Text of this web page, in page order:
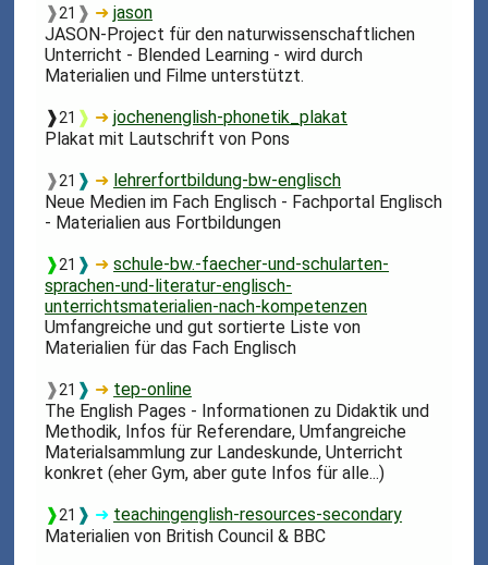
❱21 ❱ ➜jason
JASON-Project für den naturwissenschaftlichen
Unterricht - Blended Learning - wird durch
Materialien und Filme unterstützt.
❱21 ❱ ➜jochenenglish-phonetik_plakat
Plakat mit Lautschrift von Pons
❱21 ❱ ➜ lehrerfortbildung-bw-englisch
Neue Medien im Fach Englisch - Fachportal Englisch
- Materialien aus Fortbildungen
❱21 ❱ ➜schule-bw.-faecher-und-schularten-
sprachen-und-literatur-englisch-
unterrichtsmaterialien-nach-kompetenzen
Umfangreiche und gut sortierte Liste von
Materialien für das Fach Englisch
❱21 ❱ ➜ tep-online
The English Pages - Informationen zu Didaktik und
Methodik, Infos für Referendare, Umfangreiche
Materialsammlung zur Landeskunde, Unterricht
konkret (eher Gym, aber gute Infos für alle...)
❱21 ❱ ➜ teachingenglish-resources-secondary
Materialien von British Council & BBC